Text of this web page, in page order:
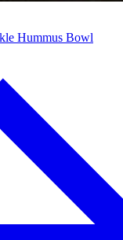
Hummus Bowl